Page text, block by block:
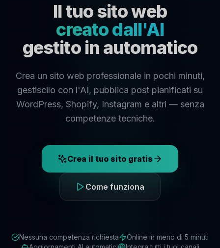
Il tuo sito web
creato dall'AI
gestito in automatico
Crea un sito web professionale in pochi minuti,
gestiscilo con l'AI, pubblica post pianificati su
WordPress, Shopify, Instagram e altri — senza
competenze tecniche.
Crea il tuo sito gratis
Come funziona
Nessuna competenza richiesta
Online in meno di 5 minuti